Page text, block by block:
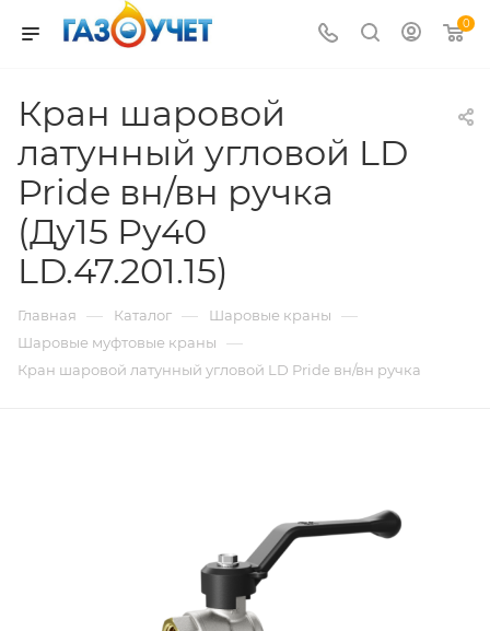
0
Кран шаровой
латунный угловой LD
Pride вн/вн ручка
(Ду15 Ру40
LD.47.201.15)
Главная — Каталог — Шаровые краны —
Шаровые муфтовые краны —
Кран шаровой латунный угловой LD Pride вн/вн ручка